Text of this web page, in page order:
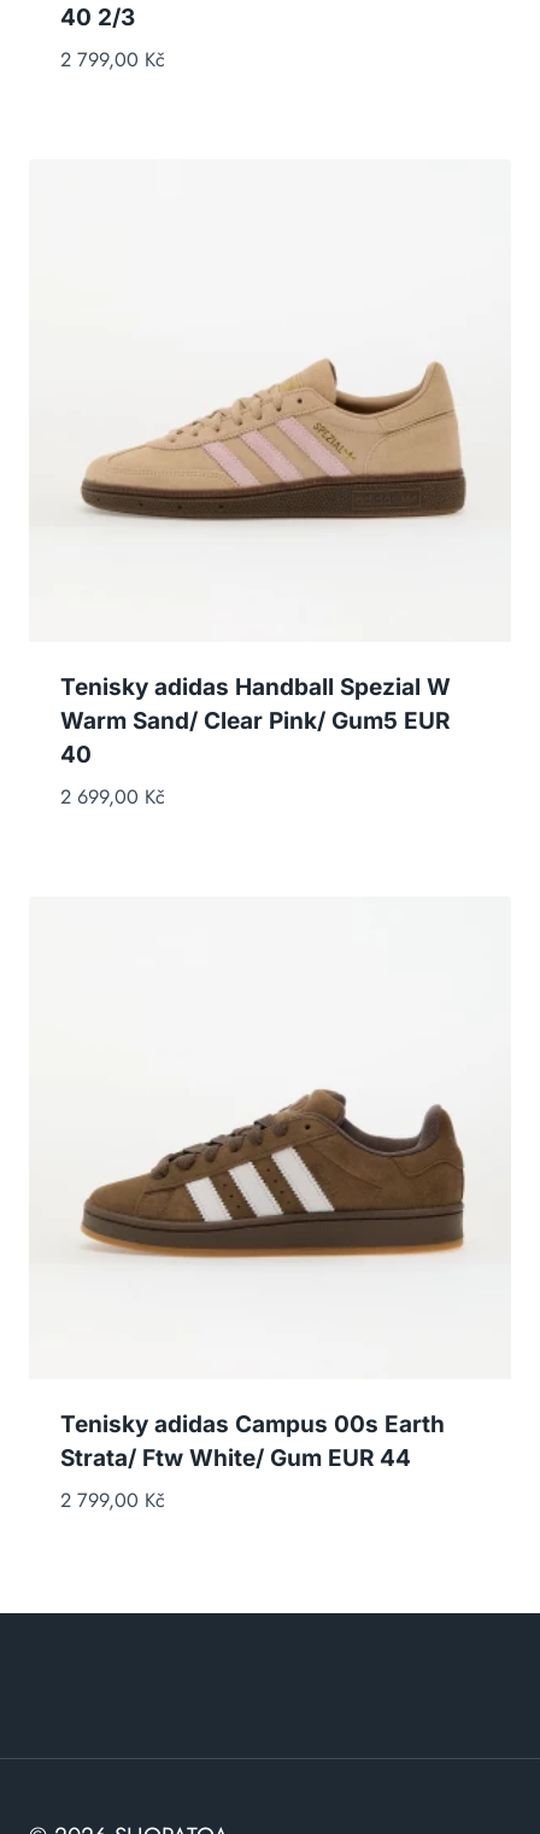
40 2/3
2 799,00 Kč
Tenisky adidas Handball Spezial W
Warm Sand/ Clear Pink/ Gum5 EUR
40
2 699,00 Kč
Tenisky adidas Campus 00s Earth
Strata/ Ftw White/ Gum EUR 44
2 799,00 Kč